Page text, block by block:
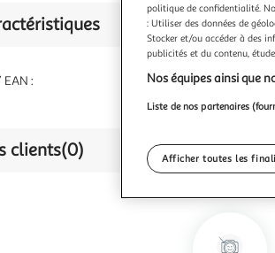
EAN :
clients(0)
politique de confidentialité.
: Utiliser des données de
Stocker et/ou accéder à des
publicités et du contenu,
Nos équipes ainsi que
Liste de nos partenaires
Afficher toutes les